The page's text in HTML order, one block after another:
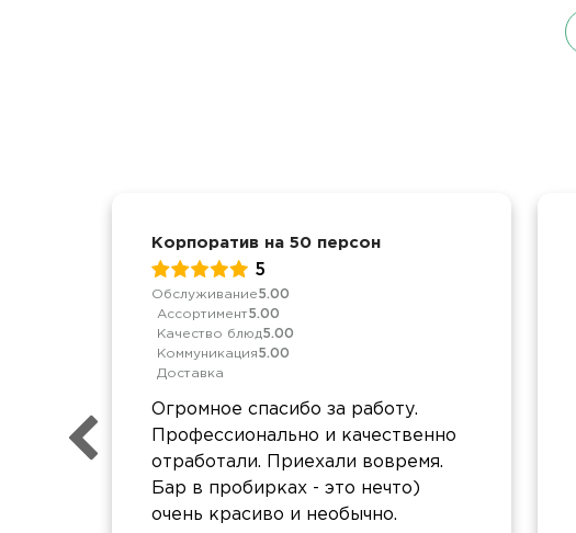
Корпоратив на 50 персон
5
Обслуживание5.00
Ассортимент5.00
Качество блюд5.00
Коммуникация5.00
Доставка
Огромное спасибо за работу.
Профессионально и качественно
отработали. Приехали вовремя.
Бар в пробирках - это нечто)
очень красиво и необычно.